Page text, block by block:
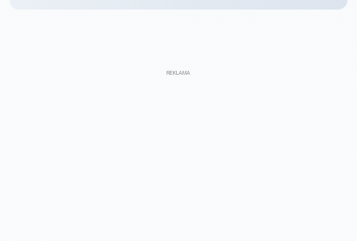
REKLAMA